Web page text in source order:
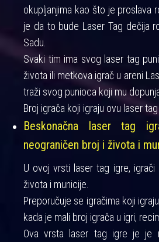
okupljanjima kao što je proslava
je da to bude Laser Tag dečija
Sadu.
Svaki tim ima svog laser tag
života ili metkova igrač u areni
traži svog punioca koji mu
Broj igrača koji igraju ovu laser tag
Beskonačna laser tag
neograničen broj i života i
U ovoj vrsti laser tag igre, igrači
života i municije.
Preporučuje se igračima koji
kada je mali broj igrača u igri,
Ova vrsta laser tag igre je je